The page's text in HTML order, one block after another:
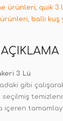
ürünleri, quik 3
, ballı kuş
AÇIKLAMA
3 Lü
gibi